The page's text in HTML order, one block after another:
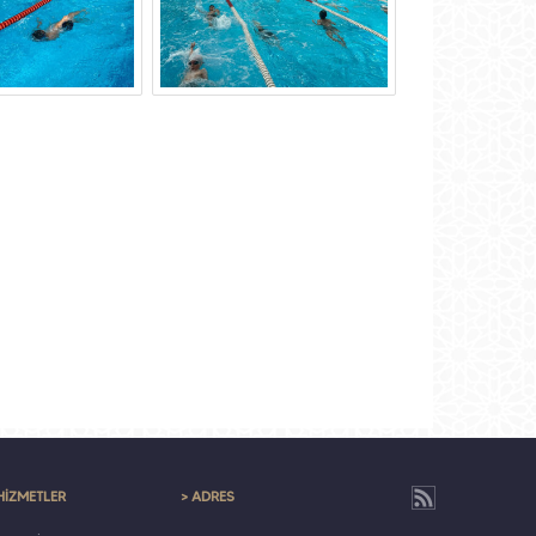
> ADRES